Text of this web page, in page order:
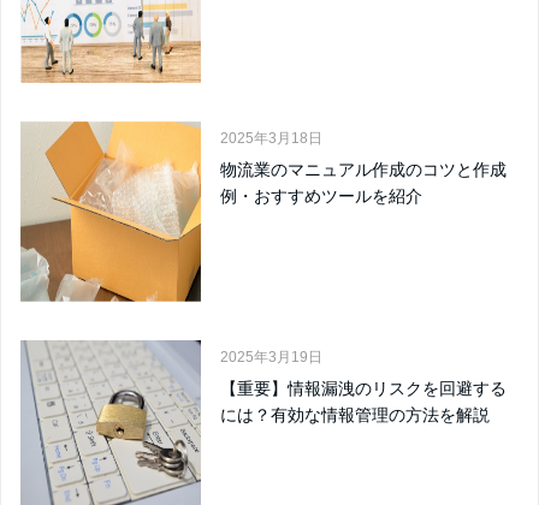
2025年3月18日
物流業のマニュアル作成のコツと作成
例・おすすめツールを紹介
2025年3月19日
【重要】情報漏洩のリスクを回避する
には？有効な情報管理の方法を解説